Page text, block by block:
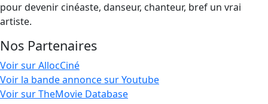
pour devenir cinéaste, danseur, chanteur, bref un vrai
artiste.
Nos Partenaires
Voir sur AllocCiné
Voir la bande annonce sur Youtube
Voir sur TheMovie Database